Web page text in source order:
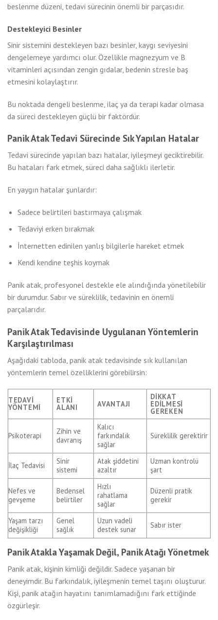
beslenme düzeni, tedavi sürecinin önemli bir parçasıdır.
Destekleyici Besinler
Sinir sistemini destekleyen bazı besinler, kaygı seviyesini
dengelemeye yardımcı olur. Özellikle magnezyum ve B
vitaminleri açısından zengin gıdalar, bedenin stresle baş
etmesini kolaylaştırır.
Bu noktada dengeli beslenme, ilaç ya da terapi kadar olmasa
da süreci destekleyen güçlü bir faktördür.
Panik Atak Tedavi Sürecinde Sık Yapılan Hatalar
Tedavi sürecinde yapılan bazı hatalar, iyileşmeyi geciktirebilir.
Bu hataları fark etmek, süreci daha sağlıklı ilerletir.
En yaygın hatalar şunlardır:
Sadece belirtileri bastırmaya çalışmak
Tedaviyi erken bırakmak
İnternetten edinilen yanlış bilgilerle hareket etmek
Kendi kendine teşhis koymak
Panik atak, profesyonel destekle ele alındığında yönetilebilir
bir durumdur. Sabır ve süreklilik, tedavinin en önemli
parçalarıdır.
Panik Atak Tedavisinde Uygulanan Yöntemlerin
Karşılaştırılması
Aşağıdaki tabloda, panik atak tedavisinde sık kullanılan
yöntemlerin temel özelliklerini görebilirsin:
TEDAVI
YÖNTEMI
ETKI
ALANI AVANTAJI
DIKKAT
EDILMESI
GEREKEN
Psikoterapi
Zihin ve
davranış
Kalıcı
farkındalık
sağlar
Süreklilik gerektirir
İlaç Tedavisi
Sinir
sistemi
Atak şiddetini
azaltır
Uzman kontrolü
şart
Nefes ve
gevşeme
Bedensel
belirtiler
Hızlı
rahatlama
sağlar
Düzenli pratik
gerekir
Yaşam tarzı
değişikliği
Genel
sağlık
Uzun vadeli
destek sunar
Sabır ister
Panik Atakla Yaşamak Değil, Panik Atağı Yönetmek
Panik atak, kişinin kimliği değildir. Sadece yaşanan bir
deneyimdir. Bu farkındalık, iyileşmenin temel taşını oluşturur.
Kişi, panik atağın hayatını tanımlamadığını fark ettiğinde
özgürleşir.